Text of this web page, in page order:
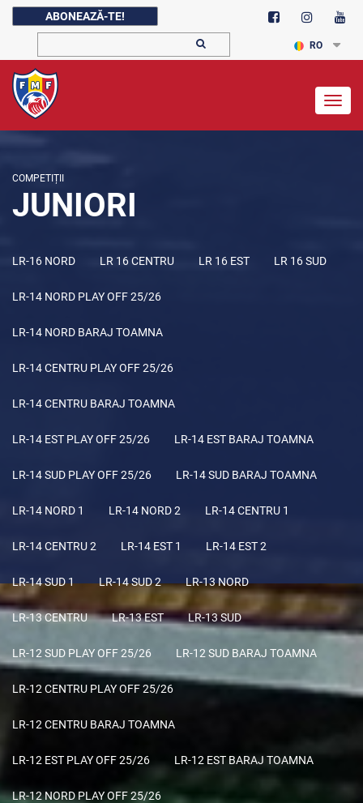
ABONEAZĂ-TE!
RO
COMPETIȚII
JUNIORI
LR-16 NORD LR 16 CENTRU LR 16 EST LR 16 SUD
LR-14 NORD PLAY OFF 25/26
LR-14 NORD BARAJ TOAMNA
LR-14 CENTRU PLAY OFF 25/26
LR-14 CENTRU BARAJ TOAMNA
LR-14 EST PLAY OFF 25/26 LR-14 EST BARAJ TOAMNA
LR-14 SUD PLAY OFF 25/26 LR-14 SUD BARAJ TOAMNA
LR-14 NORD 1 LR-14 NORD 2 LR-14 CENTRU 1
LR-14 CENTRU 2 LR-14 EST 1 LR-14 EST 2
LR-14 SUD 1 LR-14 SUD 2 LR-13 NORD
LR-13 CENTRU LR-13 EST LR-13 SUD
LR-12 SUD PLAY OFF 25/26 LR-12 SUD BARAJ TOAMNA
LR-12 CENTRU PLAY OFF 25/26
LR-12 CENTRU BARAJ TOAMNA
LR-12 EST PLAY OFF 25/26 LR-12 EST BARAJ TOAMNA
LR-12 NORD PLAY OFF 25/26